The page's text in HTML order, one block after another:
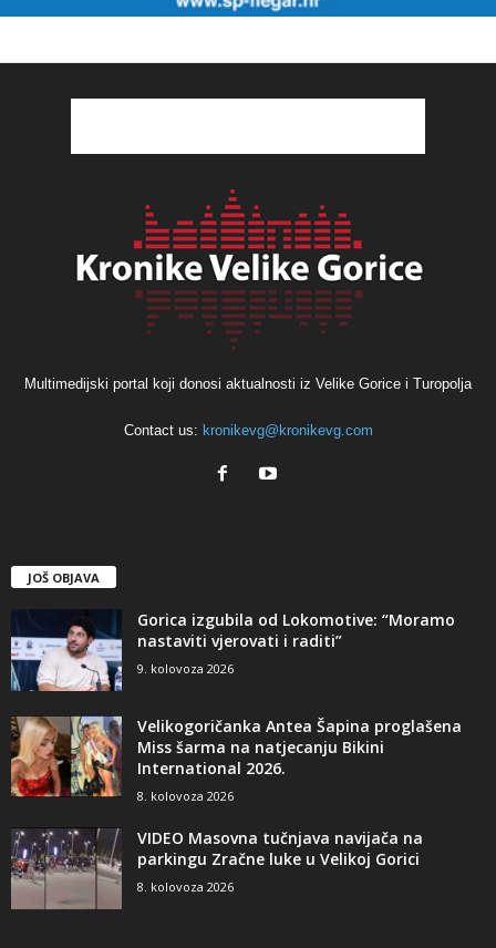
Multimedijski portal koji donosi aktualnosti iz Velike Gorice i Turopolja
Contact us: kronikevg@kronikevg.com
JOŠ OBJAVA
Gorica izgubila od Lokomotive: “Moramo
nastaviti vjerovati i raditi”
9. kolovoza 2026
Velikogoričanka Antea Šapina proglašena
Miss šarma na natjecanju Bikini
International 2026.
8. kolovoza 2026
VIDEO Masovna tučnjava navijača na
parkingu Zračne luke u Velikoj Gorici
8. kolovoza 2026